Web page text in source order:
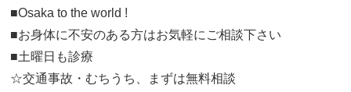
■Osaka to the world !
■お身体に不安のある方はお気軽にご相談下さい
■土曜日も診療
☆交通事故・むちうち、まずは無料相談